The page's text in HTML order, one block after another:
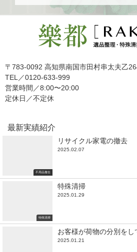
〒783-0092 高知県南国市田村串太夫乙
TEL／0120-633-999
営業時間／8:00〜20:00
定休日／不定休
最新実績紹介
不用品撤去
リサイクル家電の撤去
2025.02.07
特殊清掃
特殊清掃
2025.01.29
お客様が荷物の分別をし
2025.01.21